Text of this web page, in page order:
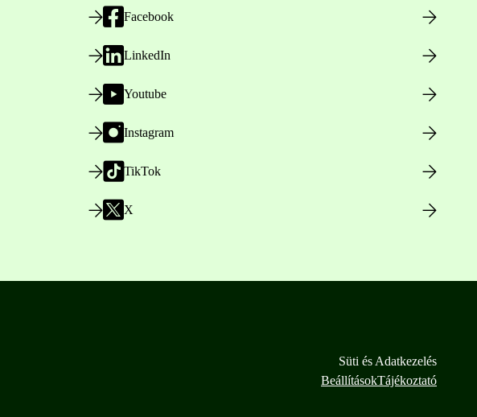
Facebook
LinkedIn
Youtube
Instagram
TikTok
X
Süti és Adatkezelés
BeállításokTájékoztató